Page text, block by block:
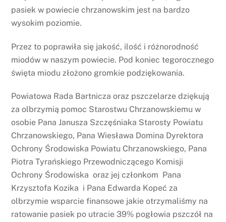
pasiek w powiecie chrzanowskim jest na bardzo
wysokim poziomie.
Przez to poprawiła się jakość, ilość i różnorodność
miodów w naszym powiecie. Pod koniec tegorocznego
święta miodu złożono gromkie podziękowania.
Powiatowa Rada Bartnicza oraz pszczelarze dziękują
za olbrzymią pomoc Starostwu Chrzanowskiemu w
osobie Pana Janusza Szczęśniaka Starosty Powiatu
Chrzanowskiego, Pana Wiesława Domina Dyrektora
Ochrony Środowiska Powiatu Chrzanowskiego, Pana
Piotra Tyrańskiego Przewodniczącego Komisji
Ochrony Środowiska oraz jej członkom Pana
Krzysztofa Kozika i Pana Edwarda Kopeć za
olbrzymie wsparcie finansowe jakie otrzymaliśmy na
ratowanie pasiek po utracie 39% pogłowia pszczół na